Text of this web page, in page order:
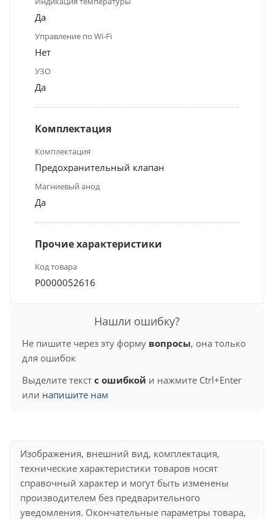
Да
Управление по Wi-Fi
Нет
УЗО
Да
Комплектация
Комплектация
Предохранительный клапан
Магниевый анод
Да
Прочие характеристики
Код товара
Р0000052616
Нашли ошибку?
Не пишите через эту форму вопросы, она только
для ошибок
Выделите текст с ошибкой и нажмите Ctrl+Enter
или напишите нам
Изображения, внешний вид, комплектация,
технические характеристики товаров носят
справочный характер и могут быть изменены
производителем без предварительного
уведомления. Окончательные параметры товара,